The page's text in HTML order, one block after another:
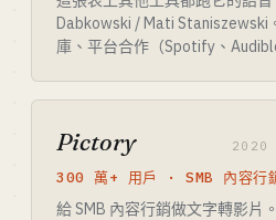
Dabkowski / Mati Staniszewski
庫、平台合作（Spotify、
Pictory 2020
300 萬+ 用戶 · SMB 內容行
給 SMB 內容行銷做文字轉影片